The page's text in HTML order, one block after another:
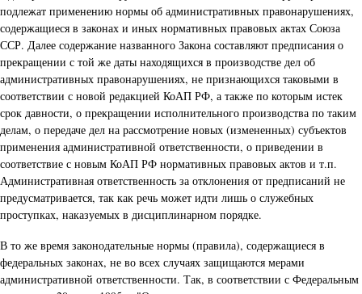
подлежат применению нормы об административных правонарушениях,
содержащиеся в законах и иных нормативных правовых актах Союза
ССР. Далее содержание названного Закона составляют предписания о
прекращении с той же даты находящихся в производстве дел об
административных правонарушениях, не признающихся таковыми в
соответствии с новой редакцией КоАП РФ, а также по которым истек
срок давности, о прекращении исполнительного производства по таким
делам, о передаче дел на рассмотрение новых (измененных) субъектов
применения административной ответственности, о приведении в
соответствие с новым КоАП РФ нормативных правовых актов и т.п.
Административная ответственность за отклонения от предписаний не
предусматривается, так как речь может идти лишь о служебных
проступках, наказуемых в дисциплинарном порядке.
В то же время законодательные нормы (правила), содержащиеся в
федеральных законах, не во всех случаях защищаются мерами
административной ответственности. Так, в соответствии с Федеральным